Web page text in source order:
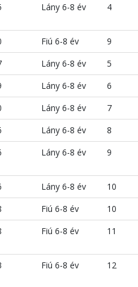
Lány 6-8 év 4
Fiú 6-8 év
9
Lány 6-8 év
5
Lány 6-8 év
6
Lány 6-8 év
7
Lány 6-8 év
8
Lány 6-8 év 9
Lány 6-8 év
10
Fiú 6-8 év
10
Fiú 6-8 év 11
Fiú 6-8 év 12